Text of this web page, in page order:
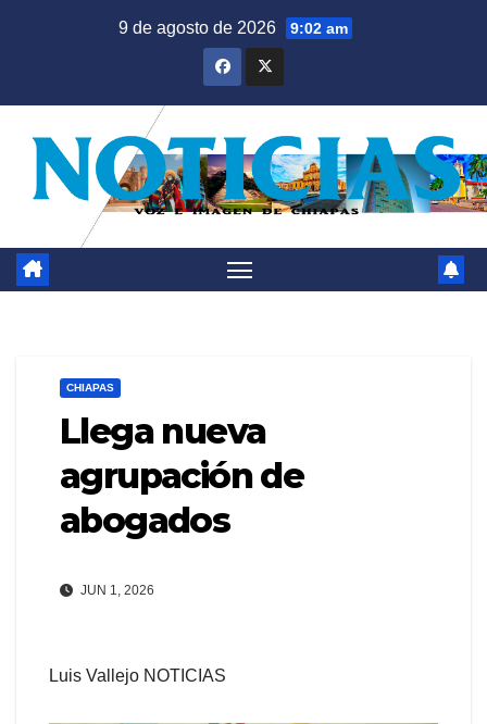
9 de agosto de 2026 9:02 am
CHIAPAS
Llega nueva
agrupación de
abogados
JUN 1, 2026
Luis Vallejo NOTICIAS